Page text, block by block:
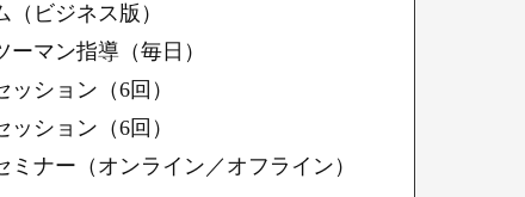
（ビジネス版）
ーマン指導（毎日）
ション（6回）
ション（6回）
ミナー（オンライン／オフライン）